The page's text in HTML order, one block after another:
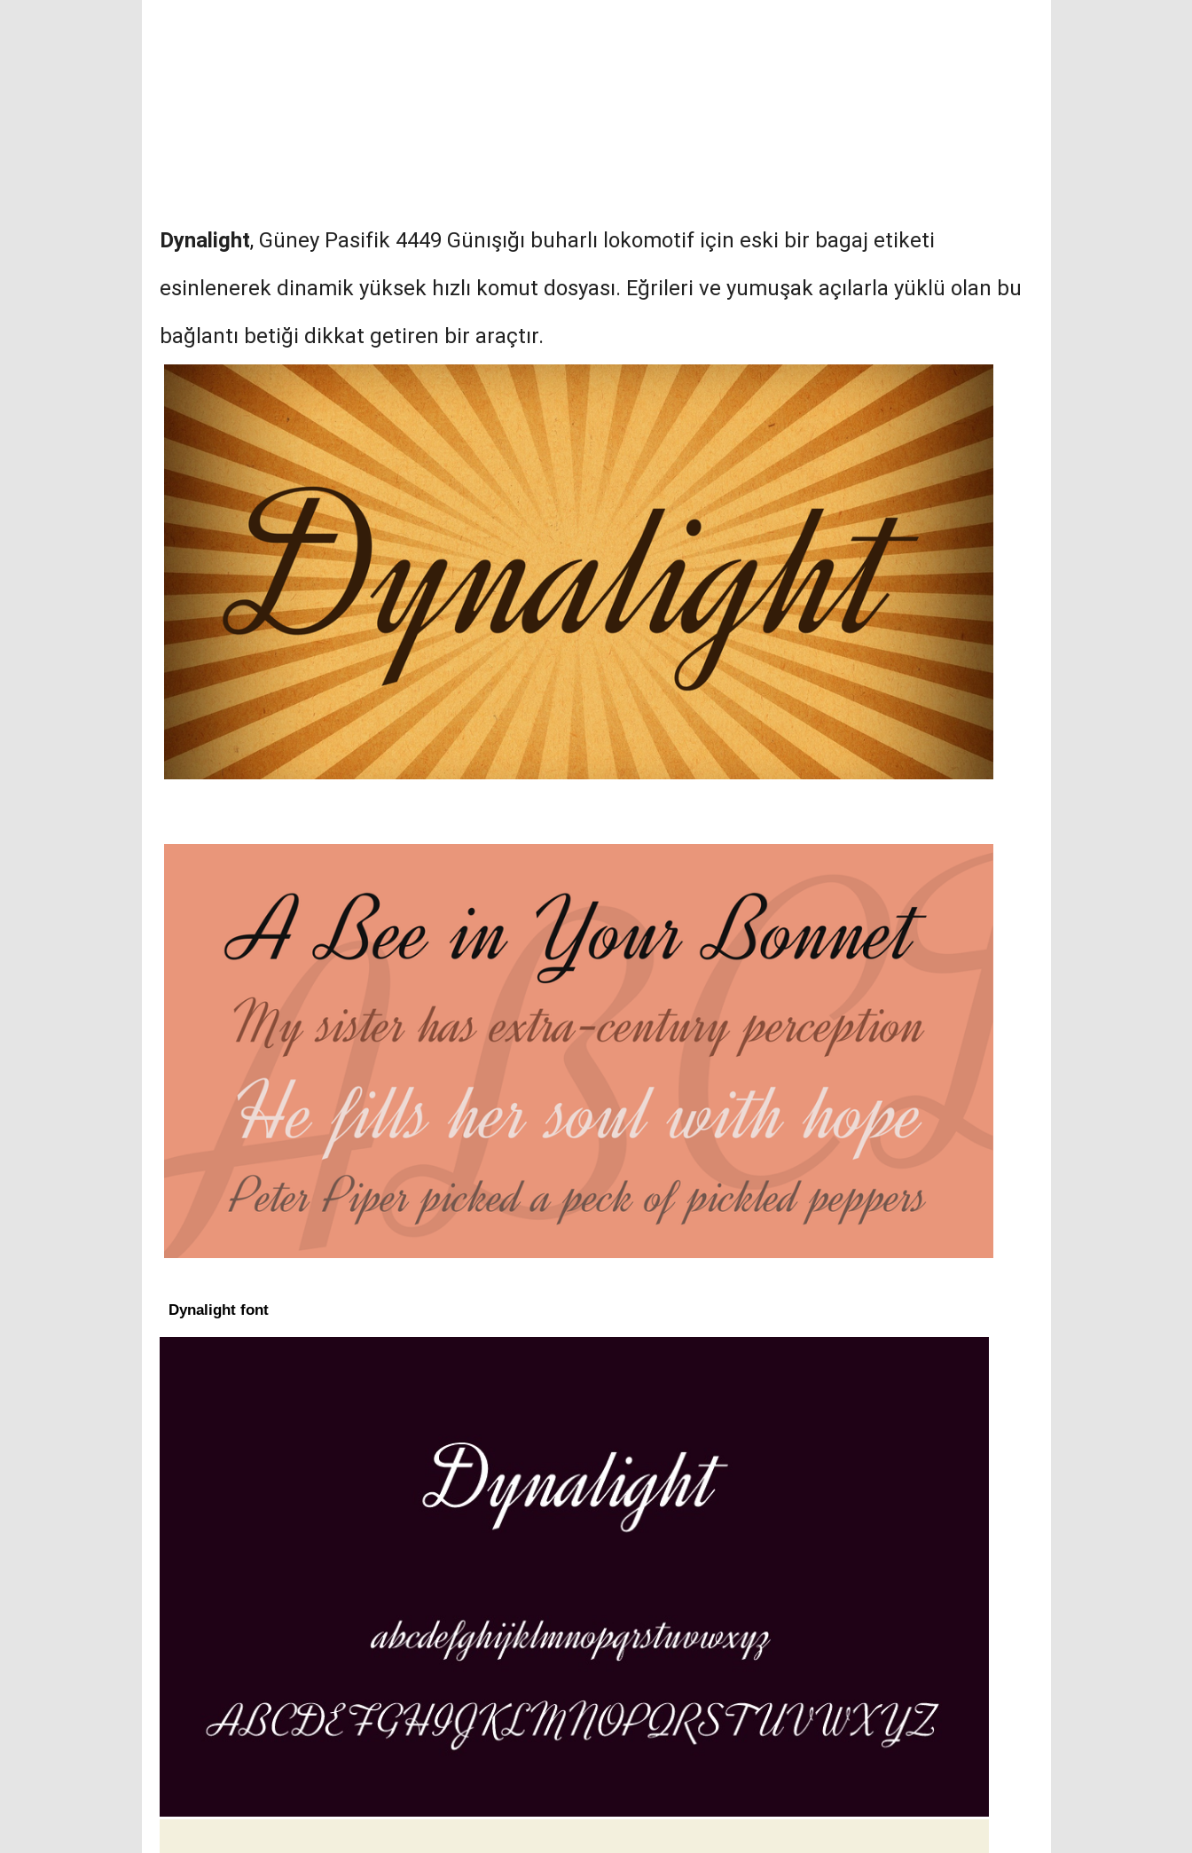
Dynalight, Güney Pasifik 4449 Günışığı buharlı lokomotif için eski bir bagaj etiketi
esinlenerek dinamik yüksek hızlı komut dosyası. Eğrileri ve yumuşak açılarla yüklü olan bu
bağlantı betiği dikkat getiren bir araçtır.
Dynalight font